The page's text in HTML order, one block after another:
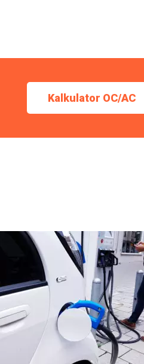
Kalkulator OC/AC